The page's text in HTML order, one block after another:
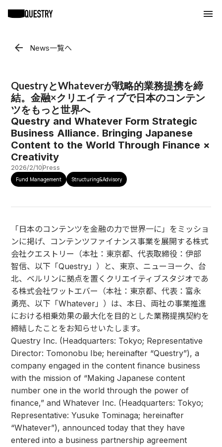
arrow_back News一覧へ
2026/2/10Press
Fund Management Structuring&Advisory
Questry and Whatever Form Strategic
Business Alliance. Bringing Japanese
Content to the World Through Finance ×
Creativity
QuestryとWhateverが戦略的業務提携を締
結。金融×クリエイティブで日本のコンテン
ツをもっと世界へ
「日本のコンテンツを金融の力で世界一に」をミッショ
ンに掲げ、コンテンツファイナンス事業を展開する株式
会社クエストリー（本社：東京都、代表取締役：伊部
智信、以下「Questry」）と、東京、ニューヨーク、台
北、ベルリンに拠点を置くクリエイティブスタジオであ
る株式会社ワットエバー（本社：東京都、代表：富永
勇亮、以下「Whatever」）は、本日、両社の事業推進
における相乗効果の最大化を目的とした業務提携契約を
締結したことをお知らせいたします。
Questry Inc. (Headquarters: Tokyo; Representative
Director: Tomonobu Ibe; hereinafter “Questry”), a
company engaged in the content finance business
with the mission of “Making Japanese content
number one in the world through the power of
finance,” and Whatever Inc. (Headquarters: Tokyo;
Representative: Yusuke Tominaga; hereinafter
“Whatever”), announced today that they have
entered into a business partnership agreement